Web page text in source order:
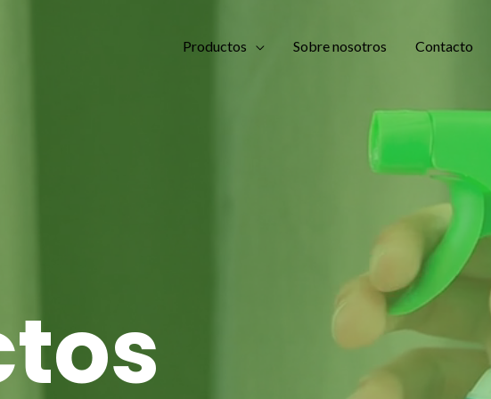
Productos Sobre nosotros Contacto